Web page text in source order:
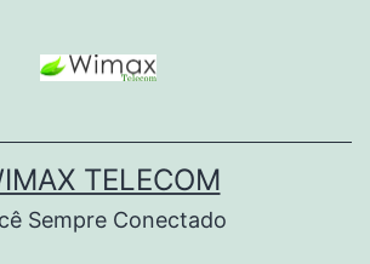
TELECOM
Sempre Conectado